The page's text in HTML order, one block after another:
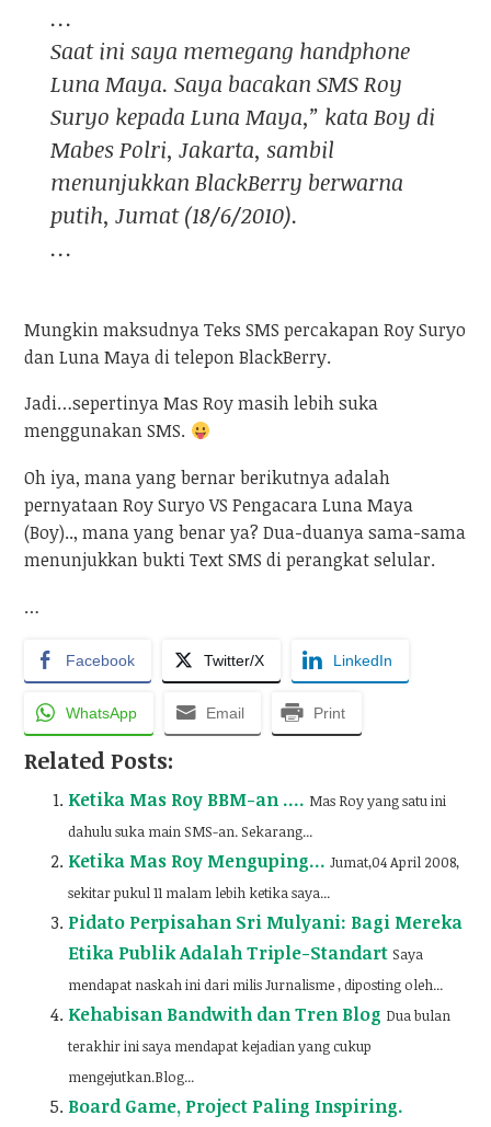
…
Saat ini saya memegang handphone
Luna Maya. Saya bacakan SMS Roy
Suryo kepada Luna Maya,” kata Boy di
Mabes Polri, Jakarta, sambil
menunjukkan BlackBerry berwarna
putih, Jumat (18/6/2010).
…
Mungkin maksudnya Teks SMS percakapan Roy Suryo
dan Luna Maya di telepon BlackBerry.
Jadi…sepertinya Mas Roy masih lebih suka
menggunakan SMS.
Oh iya, mana yang bernar berikutnya adalah
pernyataan Roy Suryo VS Pengacara Luna Maya
(Boy).., mana yang benar ya? Dua-duanya sama-sama
menunjukkan bukti Text SMS di perangkat selular.
…
Facebook Twitter/X LinkedIn
WhatsApp Email Print
Related Posts:
Ketika Mas Roy BBM-an …. Mas Roy yang satu ini
dahulu suka main SMS-an. Sekarang...
Ketika Mas Roy Menguping… Jumat,04 April 2008,
sekitar pukul 11 malam lebih ketika saya...
Pidato Perpisahan Sri Mulyani: Bagi Mereka
Etika Publik Adalah Triple-Standart Saya
mendapat naskah ini dari milis Jurnalisme , diposting oleh...
Kehabisan Bandwith dan Tren Blog Dua bulan
terakhir ini saya mendapat kejadian yang cukup
mengejutkan.Blog...
Board Game, Project Paling Inspiring.